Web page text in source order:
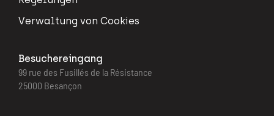
Verwaltung von Cookies
Besuchereingang
99 rue des Fusillés de la Résistance
25000 Besançon